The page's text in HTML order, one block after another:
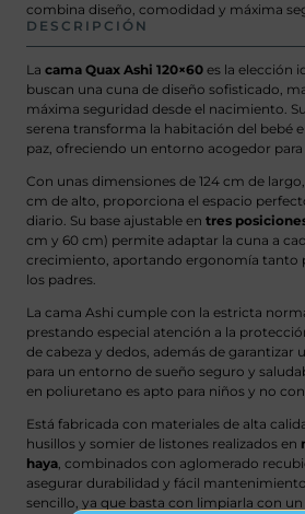
combina diseño, comodidad y máxima
DESCRIPCIÓN
La cama Quax Ashi 120×60 es la elección
buscan una cuna de diseño sofisticado,
máxima seguridad desde el nacimiento.
serena transforma la habitación del bebé
paz, ofreciendo un entorno acogedor
Con unas dimensiones de 124 cm de
cm de alto, proporciona el espacio
diario. Su base ajustable en tres
cm y 60 cm) permite adaptar la cuna a
crecimiento, aportando ergonomía tanto
los padres.
La cama Ashi cumple con la estricta
prestando especial atención a la
de cabeza y dedos, además de garantizar
para un entorno de sueño seguro y
en poliuretano es apto para niños y no
Está fabricada con materiales de alta
husillos y somier de listones realizados en
haya, combinados con aglomerado
asegurar durabilidad y fácil
sencillo, ya que basta con limpiarla con